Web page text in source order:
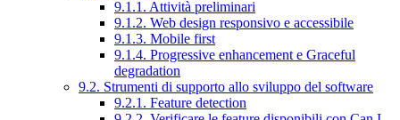
9.1.1. Attività preliminari
9.1.2. Web design responsivo e accessibile
9.1.3. Mobile first
9.1.4. Progressive enhancement e Graceful
degradation
9.2. Strumenti di supporto allo sviluppo del software
9.2.1. Feature detection